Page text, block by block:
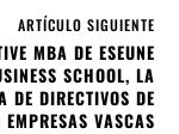
ARTÍCULO SIGUIENTE
MBA DE ESEUNE
SCHOOL, LA
DE DIRECTIVOS DE
EMPRESAS VASCAS